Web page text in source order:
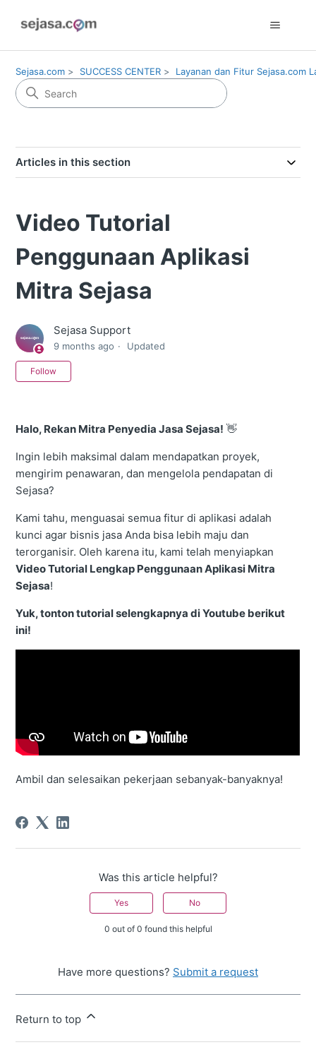
Sejasa.com SUCCESS CENTER Layanan dan Fitur Sejasa.com
Articles in this section
Video Tutorial
Penggunaan Aplikasi
Mitra Sejasa
Sejasa Support
9 months ago Updated
Follow
Halo, Rekan Mitra Penyedia Jasa Sejasa! 👋
Ingin lebih maksimal dalam mendapatkan proyek,
mengirim penawaran, dan mengelola pendapatan di
Sejasa?
Kami tahu, menguasai semua fitur di aplikasi adalah
kunci agar bisnis jasa Anda bisa lebih maju dan
terorganisir. Oleh karena itu, kami telah menyiapkan
Video Tutorial Lengkap Penggunaan Aplikasi Mitra
Sejasa!
Yuk, tonton tutorial selengkapnya di Youtube berikut
ini!
Ambil dan selesaikan pekerjaan sebanyak-banyaknya!
Was this article helpful?
Yes No
0 out of 0 found this helpful
Have more questions? Submit a request
Return to top